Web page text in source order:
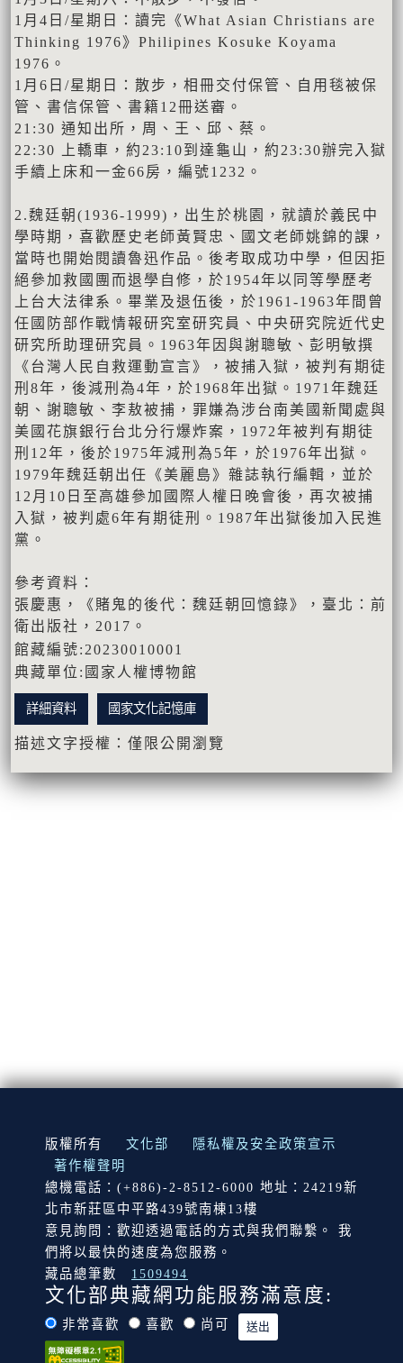
1月4日/星期日：讀完《What Asian Christians are
Thinking 1976》Philipines Kosuke Koyama
1976。
1月6日/星期日：散步，相冊交付保管、自用毯被保
管、書信保管、書籍12冊送審。
21:30 通知出所，周、王、邱、蔡。
22:30 上轎車，約23:10到達龜山，約23:30辦完入獄
手續上床和一金66房，編號1232。
2.魏廷朝(1936-1999)，出生於桃園，就讀於義民中
學時期，喜歡歷史老師黃賢忠、國文老師姚錦的課，
當時也開始閱讀魯迅作品。後考取成功中學，但因拒
絕參加救國團而退學自修，於1954年以同等學歷考
上台大法律系。畢業及退伍後，於1961-1963年間曾
任國防部作戰情報研究室研究員、中央研究院近代史
研究所助理研究員。1963年因與謝聰敏、彭明敏撰
《台灣人民自救運動宣言》，被捕入獄，被判有期徒
刑8年，後減刑為4年，於1968年出獄。1971年魏廷
朝、謝聰敏、李敖被捕，罪嫌為涉台南美國新聞處與
美國花旗銀行台北分行爆炸案，1972年被判有期徒
刑12年，後於1975年減刑為5年，於1976年出獄。
1979年魏廷朝出任《美麗島》雜誌執行編輯，並於
12月10日至高雄參加國際人權日晚會後，再次被捕
入獄，被判處6年有期徒刑。1987年出獄後加入民進
黨。
參考資料：
張慶惠，《賭鬼的後代：魏廷朝回憶錄》，臺北：前
衛出版社，2017。
館藏編號:20230010001
典藏單位:國家人權博物館
詳細資料 國家文化記憶庫
描述文字授權：僅限公開瀏覽
:::
版權所有 文化部
隱私權及安全政策宣示
著作權聲明
總機電話：(+886)-2-8512-6000 地址：24219新
北市新莊區中平路439號南棟13樓
意見詢問：歡迎透過電話的方式與我們聯繫。 我
們將以最快的速度為您服務。
藏品總筆數
1509494
文化部典藏網功能服務滿意度:
非常喜歡 喜歡 尚可